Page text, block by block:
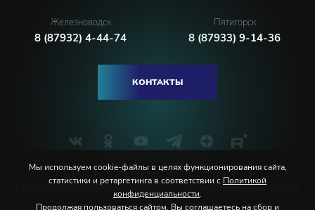
Железноводск
8 (87932) 4-44-74
Пятигорск
8 (87933) 9-14-36
КОНТАКТЫ
Политика конфиденциальности Соглашение пользователя
Мы используем cookie-файлы в целях функционирования сайта,
статистики и ретаргетинга в соответствии с Политикой
конфиденциальности.
Продолжая пользоваться сайтом, Вы соглашаетесь на сбор и